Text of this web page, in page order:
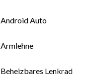
Android Auto
Armlehne
Beheizbares Lenkrad